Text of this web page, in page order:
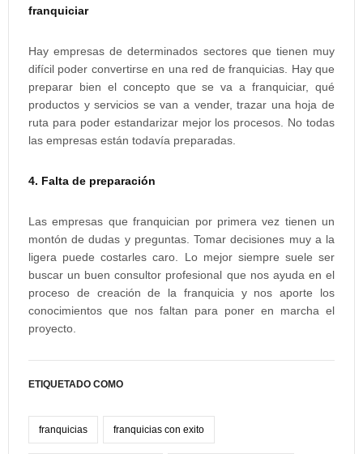
franquiciar
Hay empresas de determinados sectores que tienen muy
difícil poder convertirse en una red de franquicias. Hay que
preparar bien el concepto que se va a franquiciar, qué
productos y servicios se van a vender, trazar una hoja de
ruta para poder estandarizar mejor los procesos. No todas
las empresas están todavía preparadas.
4. Falta de preparación
Las empresas que franquician por primera vez tienen un
montón de dudas y preguntas. Tomar decisiones muy a la
ligera puede costarles caro. Lo mejor siempre suele ser
buscar un buen consultor profesional que nos ayuda en el
proceso de creación de la franquicia y nos aporte los
conocimientos que nos faltan para poner en marcha el
proyecto.
ETIQUETADO COMO
franquicias franquicias con exito